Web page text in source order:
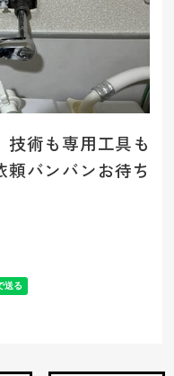
技術も専用工具も
バンバンお待ち